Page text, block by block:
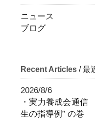
ニュース
ブログ
Recent Articles / 最
2026/8/6
・実力養成会通
生の指導例” の巻